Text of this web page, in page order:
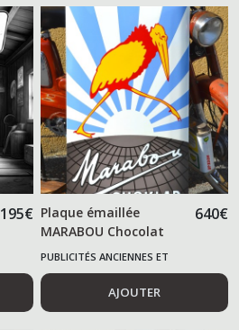
195€ Plaque émaillée
MARABOU Chocolat
640€
PUBLICITÉS ANCIENNES ET
ALIMENTAIRES
AJOUTER